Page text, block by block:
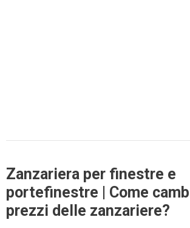
Zanzariera per finestre e
portefinestre | Come
prezzi delle zanzariere?